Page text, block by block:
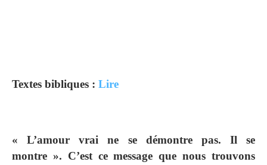
Textes bibliques : Lire
« L’amour vrai ne se démontre pas. Il se
montre ». C’est ce message que nous trouvons